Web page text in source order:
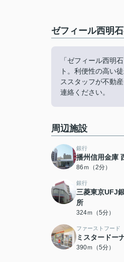
ゼフィール西明
「ゼフィール西明
ト。利便性の高い
ススタッフが不動
連絡ください。
周辺施設
銀行
播州信用金庫
86ｍ（2分）
銀行
三菱東京UFJ
所
324ｍ（5分）
ファーストフード
ミスタードー
390ｍ（5分）